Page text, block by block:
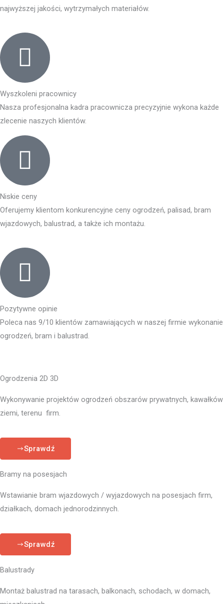
najwyższej jakości, wytrzymałych materiałów.
Wyszkoleni pracownicy
Nasza profesjonalna kadra pracownicza precyzyjnie wykona każde
zlecenie naszych klientów.
Niskie ceny
Oferujemy klientom konkurencyjne ceny ogrodzeń, palisad, bram
wjazdowych, balustrad, a także ich montażu.
Pozytywne opinie
Poleca nas 9/10 klientów zamawiających w naszej firmie wykonanie
ogrodzeń, bram i balustrad.
Ogrodzenia 2D 3D
Wykonywanie projektów ogrodzeń obszarów prywatnych, kawałków
ziemi, terenu firm.
Sprawdź
Bramy na posesjach
Wstawianie bram wjazdowych / wyjazdowych na posesjach firm,
działkach, domach jednorodzinnych.
Sprawdź
Balustrady
Montaż balustrad na tarasach, balkonach, schodach, w domach,